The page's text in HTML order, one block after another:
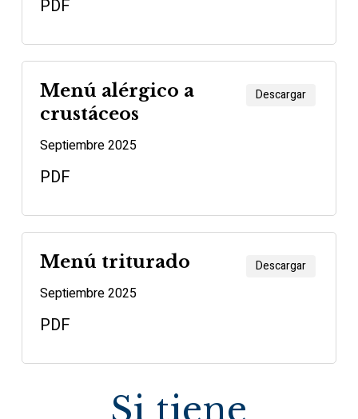
PDF
Menú alérgico a
crustáceos
Septiembre 2025
PDF
Descargar
Menú triturado
Septiembre 2025
PDF
Descargar
Si tiene